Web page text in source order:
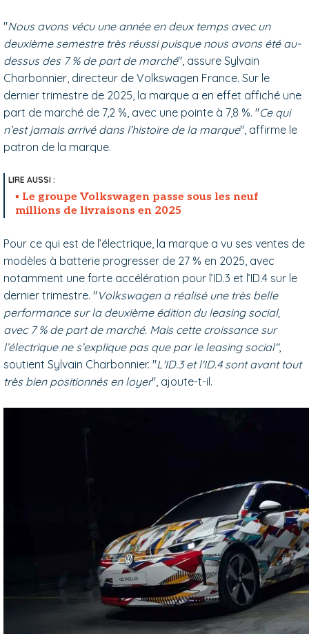
"Nous avons vécu une année en deux temps avec un
deuxième semestre très réussi puisque nous avons été au-
dessus des 7 % de part de marché", assure Sylvain
Charbonnier, directeur de Volkswagen France. Sur le
dernier trimestre de 2025, la marque a en effet affiché une
part de marché de 7,2 %, avec une pointe à 7,8 %. "Ce qui
n’est jamais arrivé dans l’histoire de la marque", affirme le
patron de la marque.
Le groupe Volkswagen passe sous les neuf
millions de livraisons en 2025
Pour ce qui est de l’électrique, la marque a vu ses ventes de
modèles à batterie progresser de 27 % en 2025, avec
notamment une forte accélération pour l’ID.3 et l’ID.4 sur le
dernier trimestre. "Volkswagen a réalisé une très belle
performance sur la deuxième édition du leasing social,
avec 7 % de part de marché. Mais cette croissance sur
l’électrique ne s’explique pas que par le leasing social",
soutient Sylvain Charbonnier. "L'ID.3 et l'ID.4 sont avant tout
très bien positionnés en loyer", ajoute-t-il.